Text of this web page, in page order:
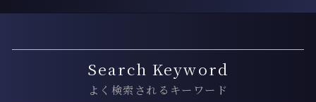
Search Keyword
よく検索されるキーワード